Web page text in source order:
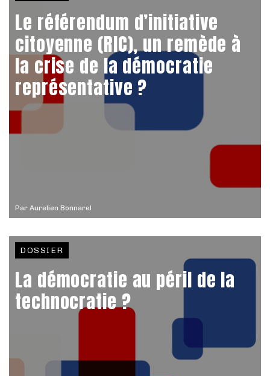
Par Aurelien Bonnarel
Le référendum d’initiative
citoyenne (RIC), un remède à
la crise de la démocratie
représentative ?
DOSSIER
La démocratie au péril de la
technocratie ?